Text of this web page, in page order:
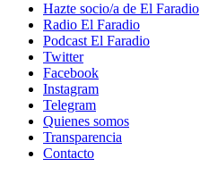
Hazte socio/a de El Faradio
Radio El Faradio
Podcast El Faradio
Twitter
Facebook
Instagram
Telegram
Quienes somos
Transparencia
Contacto